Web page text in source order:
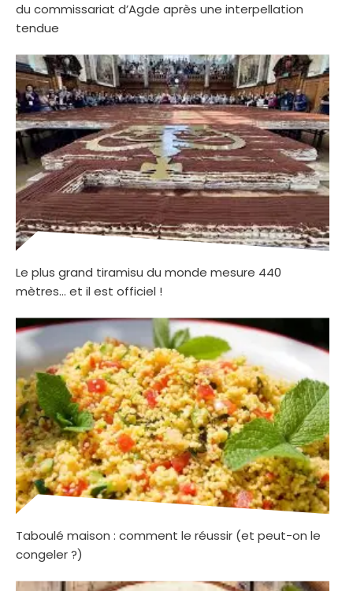
du commissariat d’Agde après une interpellation
tendue
Le plus grand tiramisu du monde mesure 440
mètres… et il est officiel !
Taboulé maison : comment le réussir (et peut-on le
congeler ?)